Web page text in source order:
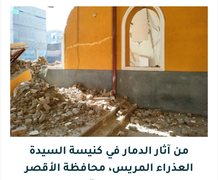
من آثار الدمار في كنيسة السيدة
العذراء المريس، محافظة الأقصر